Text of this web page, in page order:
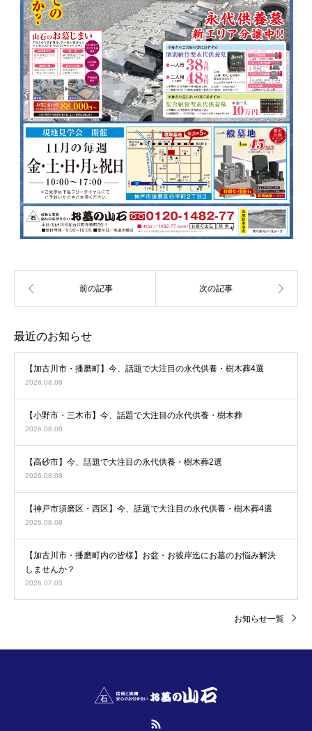
最近のお知らせ
【加古川市・播磨町】今、話題で大注目の永代供養・樹木葬4選
2026.08.08
【小野市・三木市】今、話題で大注目の永代供養・樹木葬
2026.08.08
【高砂市】今、話題で大注目の永代供養・樹木葬2選
2026.08.08
【神戸市須磨区・西区】今、話題で大注目の永代供養・樹木葬4選
2026.08.08
【加古川市・播磨町内の皆様】お盆・お彼岸迄にお墓のお悩み解決
しませんか？
2026.07.05
お知らせ一覧